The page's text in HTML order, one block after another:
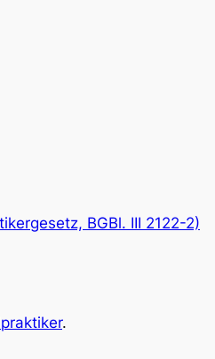
BGBl. III 2122-2)
.